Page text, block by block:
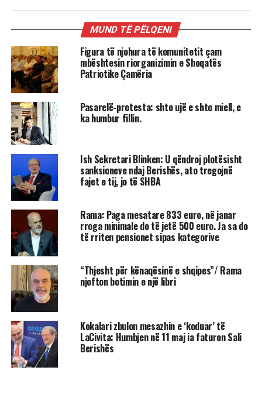
MUND TË PËLQENI
Figura të njohura të komunitetit çam
mbështesin riorganizimin e Shoqatës
Patriotike Çamëria
Pasarelë-protesta: shto ujë e shto miell, e
ka humbur fillin.
Ish Sekretari Blinken: U qëndroj plotësisht
sanksioneve ndaj Berishës, ato tregojnë
fajet e tij, jo të SHBA
Rama: Paga mesatare 833 euro, në janar
rroga minimale do të jetë 500 euro. Ja sa do
të rriten pensionet sipas kategorive
“Thjesht për kënaqësinë e shqipes”/ Rama
njofton botimin e një libri
Kokalari zbulon mesazhin e ‘koduar’ të
LaCivita: Humbjen në 11 maj ia faturon Sali
Berishës